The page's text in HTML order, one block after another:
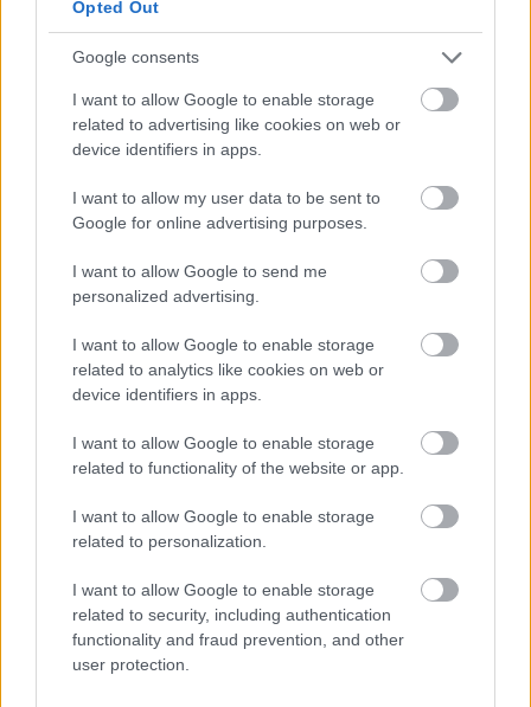
Opted Out
Google consents
I want to allow Google to enable storage
related to advertising like cookies on web or
device identifiers in apps.
I want to allow my user data to be sent to
Google for online advertising purposes.
I want to allow Google to send me
personalized advertising.
I want to allow Google to enable storage
related to analytics like cookies on web or
device identifiers in apps.
I want to allow Google to enable storage
related to functionality of the website or app.
I want to allow Google to enable storage
related to personalization.
I want to allow Google to enable storage
related to security, including authentication
functionality and fraud prevention, and other
user protection.
City-ből?
| 2020.06.21 12:35
legkedveltebb része következik: teszteld tudásod a GTA: Vice
City-ből!